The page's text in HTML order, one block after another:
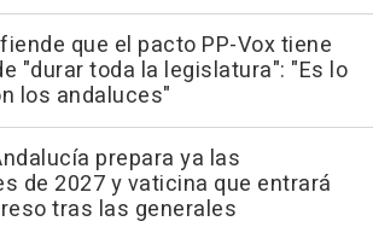
que el pacto PP-Vox tiene
"durar toda la legislatura": "Es lo
los andaluces"
prepara ya las
de 2027 y vaticina que entrará
tras las generales